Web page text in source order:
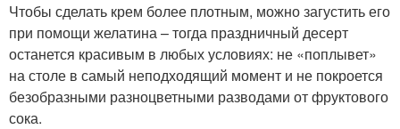
Чтобы сделать крем более плотным, можно загустить его
при помощи желатина – тогда праздничный десерт
останется красивым в любых условиях: не «поплывет»
на столе в самый неподходящий момент и не покроется
безобразными разноцветными разводами от фруктового
сока.